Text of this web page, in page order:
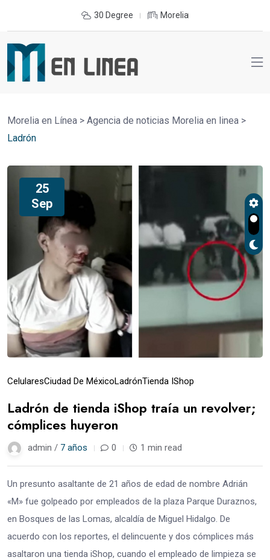
30 Degree Morelia
Morelia en Línea > Agencia de noticias Morelia en linea >
Ladrón
25
Sep
CelularesCiudad De MéxicoLadrónTienda IShop
Ladrón de tienda iShop traía un revolver;
cómplices huyeron
admin / 7 años 0 1 min read
Un presunto asaltante de 21 años de edad de nombre Adrián
«M» fue golpeado por empleados de la plaza Parque Duraznos,
en Bosques de las Lomas, alcaldía de Miguel Hidalgo. De
acuerdo con los reportes, el delincuente y dos cómplices más
asaltaron una tienda iShop, cuando el empleado de limpieza se